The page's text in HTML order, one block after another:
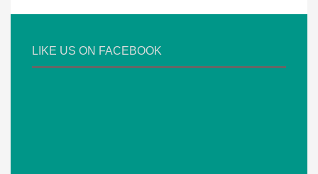
LIKE US ON FACEBOOK